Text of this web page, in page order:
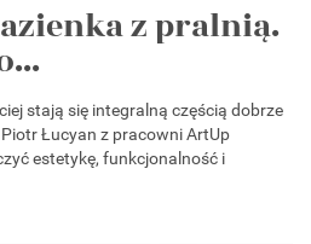
z pralnią.
stają się integralną częścią dobrze
Łucyan z pracowni ArtUp
estetykę, funkcjonalność i